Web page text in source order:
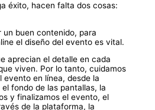
éxito, hacen falta dos cosas:
un buen contenido, para
el diseño del evento es vital.
aprecian el detalle en cada
viven. Por lo tanto, cuidamos
evento en línea, desde la
fondo de las pantallas, la
y finalizamos el evento, el
de la plataforma, la